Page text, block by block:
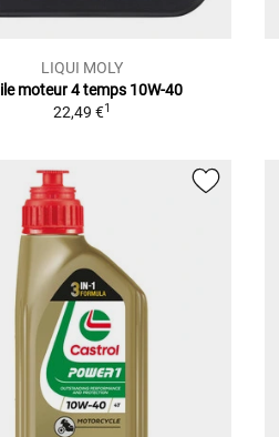
LIQUI MOLY
moteur 4 temps 10W-40
22,49 €1